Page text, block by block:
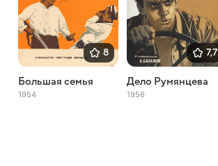
8
Большая семья
1954
7,7
Дело Румянцева
1956